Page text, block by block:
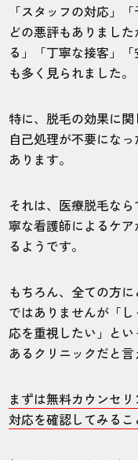
「スタッフの対応」
どの悪評もありまし
る」「丁寧な接客」
も多く見られました。
特に、脱毛の効果に
自己処理が不要にな
あります。
それは、医療脱毛な
寧な看護師によるケ
るようです。
もちろん、全ての方
ではありませんが「
応を重視したい」と
あるクリニックだと言
まずは無料カウンセ
対応を確認してみるこ